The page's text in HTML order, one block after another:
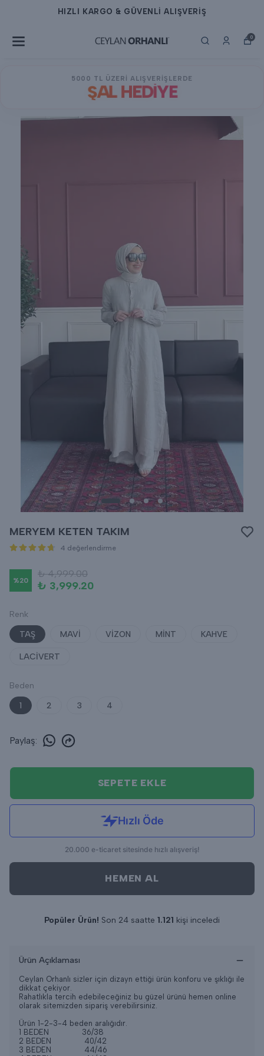
HIZLI KARGO & GÜVENLİ ALIŞVERİŞ
0
5000 TL ÜZERİ ALIŞVERİŞLERDE
ŞAL HEDİYE
MERYEM KETEN TAKIM
4 değerlendirme
%20
₺ 4,999.00
₺ 3,999.20
Renk
TAŞ
MAVİ VİZON MİNT KAHVE
LACİVERT
Beden
1
2 3 4
Paylaş:
SEPETE EKLE
HEMEN AL
Popüler Ürün! Son 24 saatte 1.121 kişi inceledi
Ürün Açıklaması
Ceylan Orhanlı sizler için dizayn ettiği ürün konforu ve şıklığı ile
dikkat çekiyor.
Rahatlıkla tercih edebileceğiniz bu güzel ürünü hemen online
olarak sitemizden sipariş verebilirsiniz.
Ürün 1-2-3-4 beden aralığıdır.
1 BEDEN 36/38
2 BEDEN 40/42
3 BEDEN 44/46